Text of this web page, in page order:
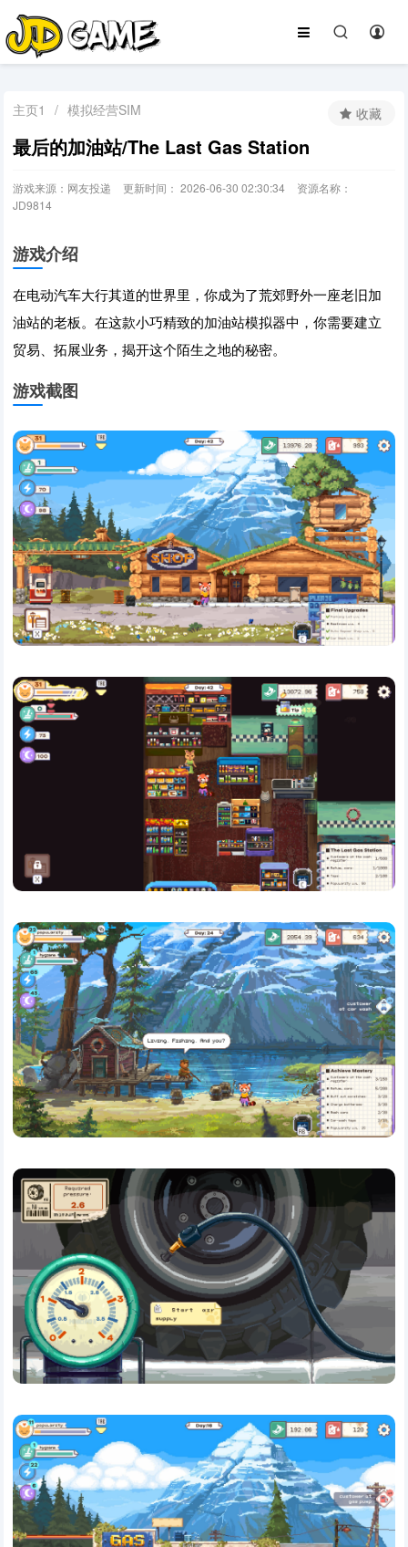
主页1 / 模拟经营SIM
最后的加油站/The Last Gas Station
游戏来源：网友投递 更新时间： 2026-06-30 02:30:34
资源名称：
JD9814
收藏
游戏介绍
在电动汽车大行其道的世界里，你成为了荒郊野外一座老旧加
油站的老板。在这款小巧精致的加油站模拟器中，你需要建立
贸易、拓展业务，揭开这个陌生之地的秘密。
游戏截图